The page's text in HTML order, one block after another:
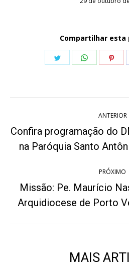
Compartilhar esta
Share
Share
de
post:
ANTERIOR
Post
Confira programação do
na Paróquia Santo
PRÓXIMO
post:
Missão: Pe. Maurício
Arquidiocese de Porto
MAIS